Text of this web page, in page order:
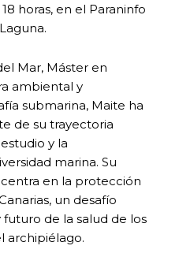
horas, en el Paraninfo
Mar, Máster en
ambiental y
submarina, Maite ha
de su trayectoria
y la
marina. Su
en la protección
un desafío
de la salud de los
archipiélago.